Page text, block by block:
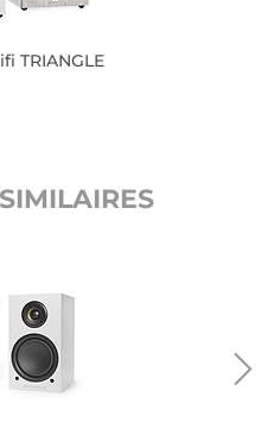
TRIANGLE